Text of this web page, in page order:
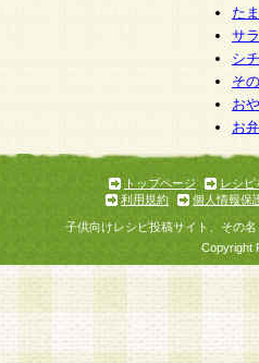
た
サ
シ
そ
お
お
トップページ
レシピ
利用規約
個人情報保
子供向けレシピ投稿サイト、その
Copyright